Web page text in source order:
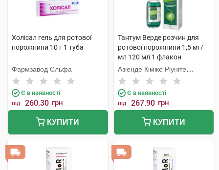
Холісал гель для ротової
порожнини 10 г 1 туба
Фармзавод Єльфа
Є в наявності
від 260.30 грн
КУПИТИ
Тантум Верде розчин для
ротової порожнини 1,5 мг/
мл 120 мл 1 флакон
Азіенде Кіміке Ріуніте
Анжеліні Франческо
Є в наявності
від 267.90 грн
КУПИТИ